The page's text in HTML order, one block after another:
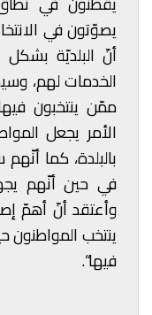
يصوّتون في
أنّ البلديّة
الخدمات لهم،
ممّن ينتخبون
الأمر يجعل
بالبلدة، كما
في حين أنّهم
وأعتقد أنّ أهمّ
ينتخب
فيها“.